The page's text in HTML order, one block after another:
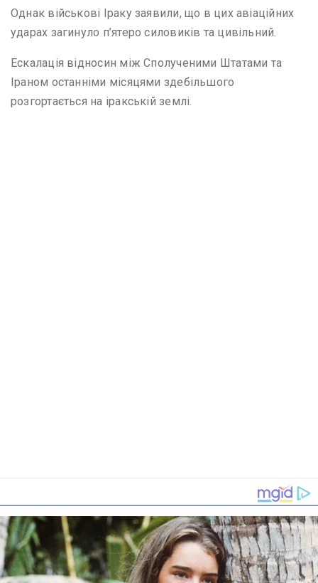
Однак військові Іраку заявили, що в цих авіаційних
ударах загинуло п’ятеро силовиків та цивільний.
Ескалація відносин між Сполученими Штатами та
Іраном останніми місяцями здебільшого
розгортається на іракській землі.